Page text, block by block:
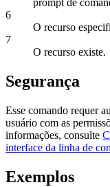
6
O recurso
7
O recurso existe.
Segurança
Esse comando requer
usuário com as
informações, consulte
interface da linha de
Exemplos